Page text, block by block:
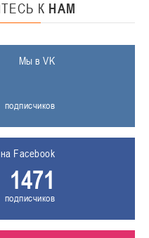
К НАМ
Мы в VK
подписчиков
Facebook
1471
подписчиков